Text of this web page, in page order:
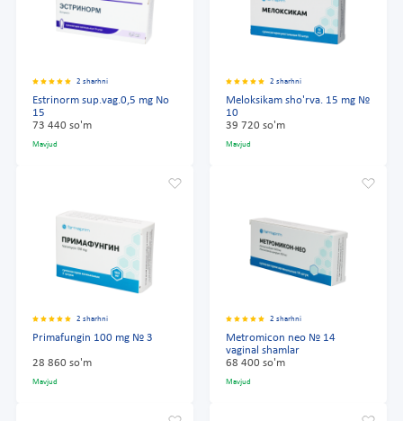
2 sharhni
Estrinorm sup.vag.0,5 mg No
15
73 440 so'm
Mavjud
2 sharhni
Meloksikam sho'rva. 15 mg №
10
39 720 so'm
Mavjud
2 sharhni
Primafungin 100 mg № 3
28 860 so'm
Mavjud
2 sharhni
Metromicon neo № 14
vaginal shamlar
68 400 so'm
Mavjud